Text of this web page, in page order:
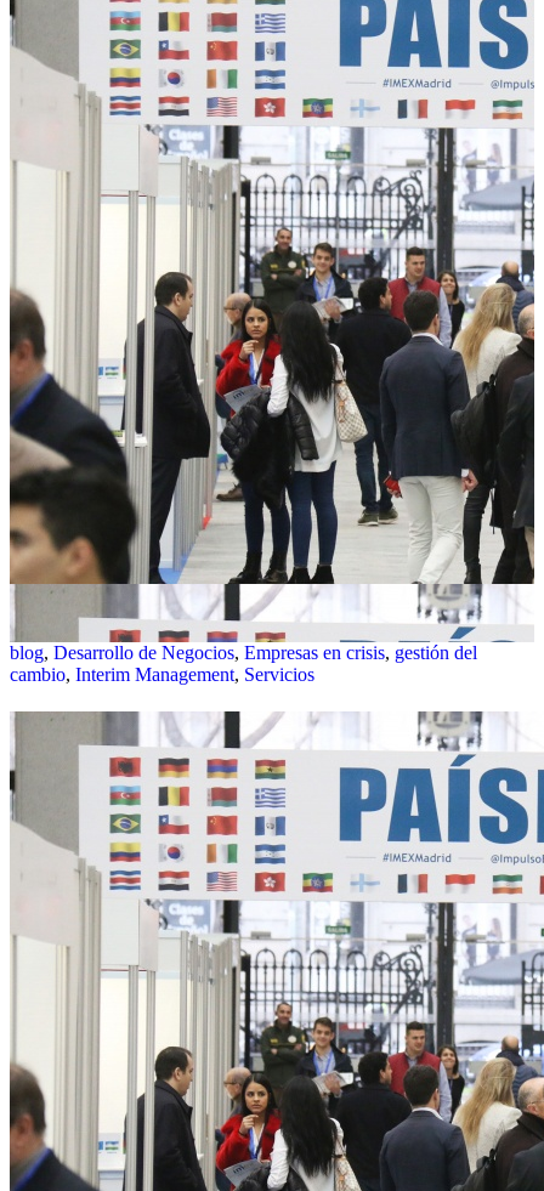
blog, Desarrollo de Negocios, Empresas en crisis, gestión del
cambio, Interim Management, Servicios